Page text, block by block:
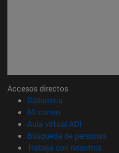
Accesos directos
Biblioteca
Mi correo(abre en nueva
Aula virtual ADI
Búsqueda de personas
Trabaja con nosotros